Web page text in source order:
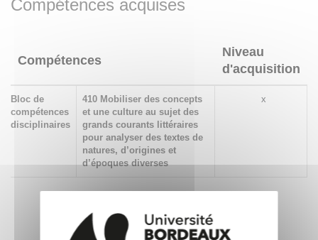
Compétences acquises
Compétences
Niveau
d'acquisition
Bloc de
compétences
disciplinaires
410 Mobiliser des concepts
et une culture au sujet des
grands courants littéraires
pour analyser des textes de
natures, d’origines et
d’époques diverses
x